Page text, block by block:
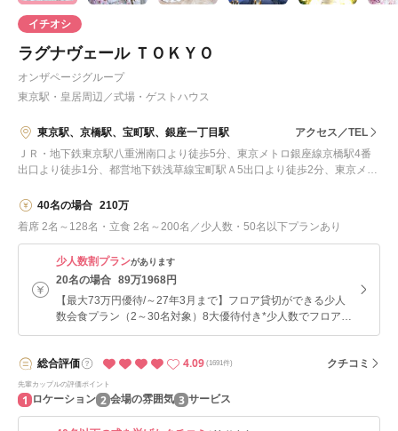
イチオシ
ラグナヴェール ＴＯＫＹＯ
オンザページグループ
東京駅・皇居周辺 ／式場・ゲストハウス
東京駅、京橋駅、宝町駅、銀座一丁目駅
アクセス／TEL
ＪＲ・地下鉄東京駅八重洲南口より徒歩5分、東京メトロ銀座線京橋駅4番
出口より徒歩1分、都営地下鉄浅草線宝町駅Ａ5出口より徒歩2分、東京メト
で約40分、東京駅八重洲口の高速バス乗り場から徒歩5分
40名の場合 210万
着席 2名～128名・立食 2名～200名／少人数・50名以下プランあり
少人数割プランがあります
20名の場合 89万1968円
【最大73万円優待/～27年3月まで】フロア貸切ができる少人
数会食プラン（2～30名対象）8大優待付き*少人数でフロア貸
切にできる贅沢な空間使いもOK
総合評価 4.09 (1691件) クチコミ
先輩カップルの評価ポイント
1 ロケーション 2 会場の雰囲気 3 サービス